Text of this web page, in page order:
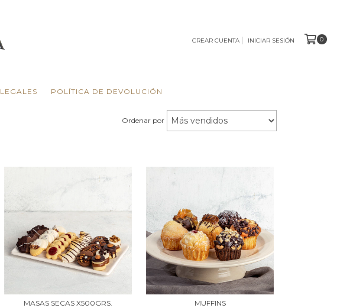
CREAR CUENTA INICIAR SESIÓN 0
LEGALES POLÍTICA DE DEVOLUCIÓN
Ordenar por
MASAS SECAS X500GRS. MUFFINS